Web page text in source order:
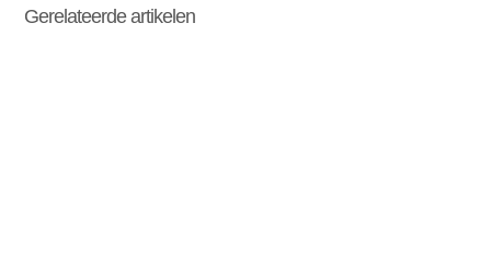
Gerelateerde artikelen